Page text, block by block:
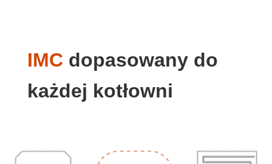
IMC dopasowany do
każdej kotłowni